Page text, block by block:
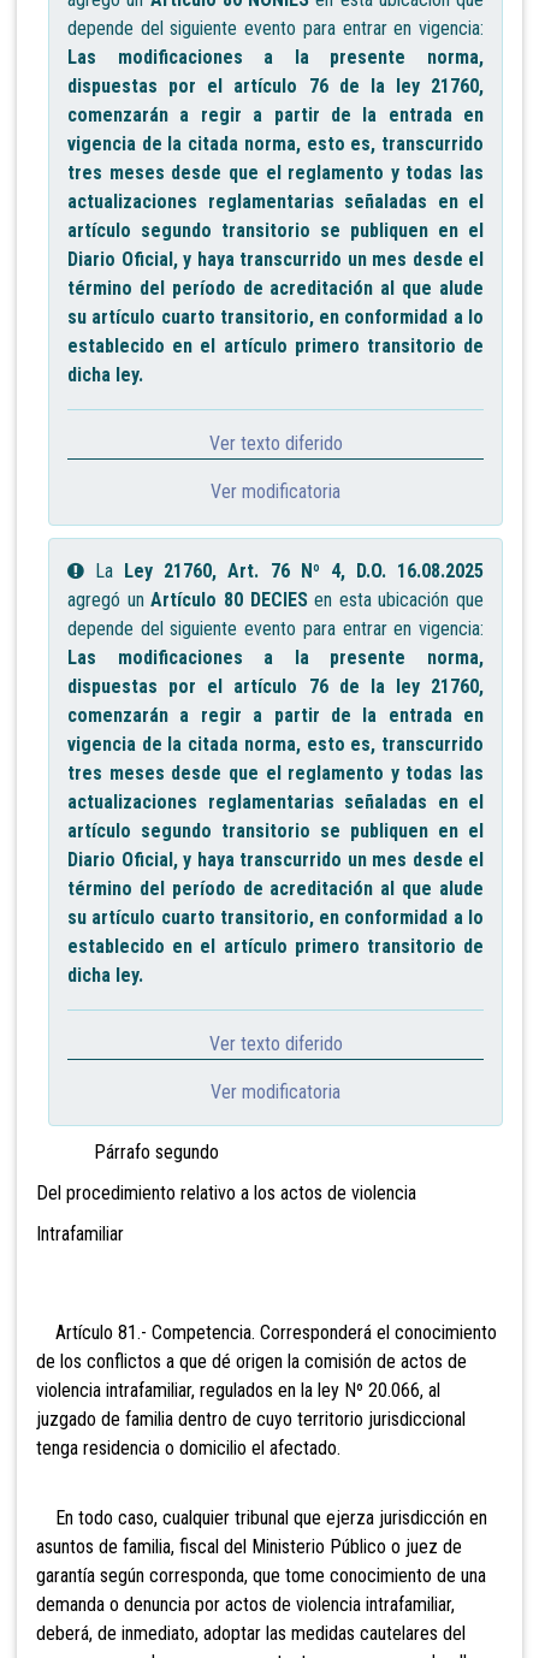
depende del siguiente evento para entrar en vigencia:
Las modificaciones a la presente norma,
dispuestas por el artículo 76 de la ley 21760,
comenzarán a regir a partir de la entrada en
vigencia de la citada norma, esto es, transcurrido
tres meses desde que el reglamento y todas las
actualizaciones reglamentarias señaladas en el
artículo segundo transitorio se publiquen en el
Diario Oficial, y haya transcurrido un mes desde el
término del período de acreditación al que alude
su artículo cuarto transitorio, en conformidad a lo
establecido en el artículo primero transitorio de
dicha ley.
Ver texto diferido
Ver modificatoria
La
Ley 21760, Art. 76 Nº 4, D.O. 16.08.2025
agregó unArtículo 80 DECIESen esta ubicación que
depende del siguiente evento para entrar en vigencia:
Las modificaciones a la presente norma,
dispuestas por el artículo 76 de la ley 21760,
comenzarán a regir a partir de la entrada en
vigencia de la citada norma, esto es, transcurrido
tres meses desde que el reglamento y todas las
actualizaciones reglamentarias señaladas en el
artículo segundo transitorio se publiquen en el
Diario Oficial, y haya transcurrido un mes desde el
término del período de acreditación al que alude
su artículo cuarto transitorio, en conformidad a lo
establecido en el artículo primero transitorio de
dicha ley.
Ver texto diferido
Ver modificatoria
Párrafo segundo
Del procedimiento relativo a los actos de violencia
Intrafamiliar
Artículo 81.- Competencia. Corresponderá el conocimiento
de los conflictos a que dé origen la comisión de actos de
violencia intrafamiliar, regulados en la ley Nº 20.066, al
juzgado de familia dentro de cuyo territorio jurisdiccional
tenga residencia o domicilio el afectado.
En todo caso, cualquier tribunal que ejerza jurisdicción en
asuntos de familia, fiscal del Ministerio Público o juez de
garantía según corresponda, que tome conocimiento de una
demanda o denuncia por actos de violencia intrafamiliar,
deberá, de inmediato, adoptar las medidas cautelares del